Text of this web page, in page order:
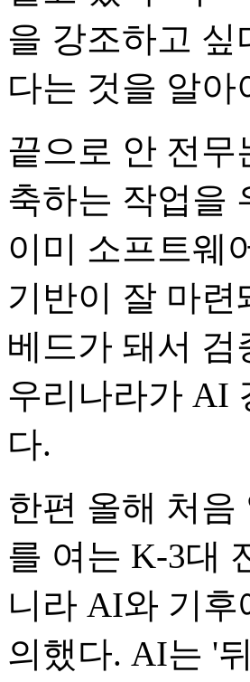
을 강조하고
다는 것을 알
끝으로 안 전
축하는 작업을
이미 소프트웨
기반이 잘 마
베드가 돼서
우리나라가 AI
다.
한편 올해 처
를 여는 K‑3대
니라 AI와 기
의했다. AI는 '